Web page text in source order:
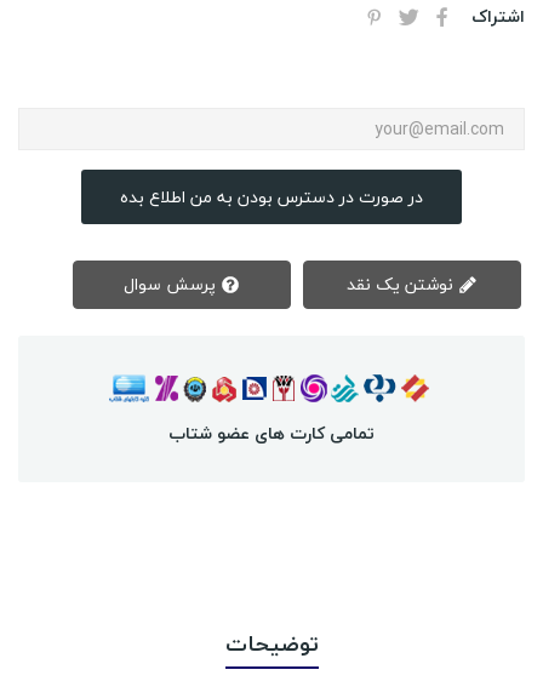
اشتراک
در صورت در دسترس بودن به من اطلاع بده
تمامی کارت های عضو شتاب
توضیحات